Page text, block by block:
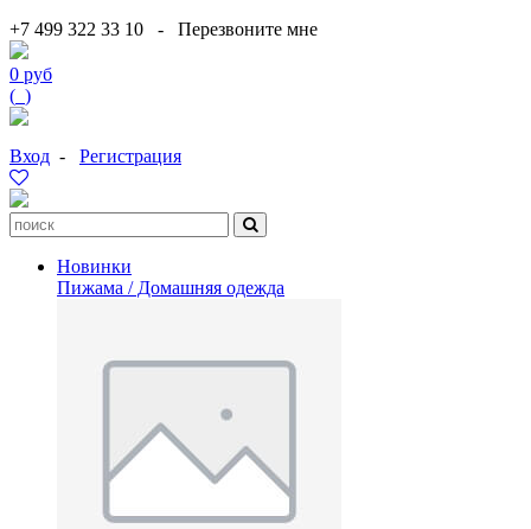
+7 499 322 33 10 - Перезвоните мне
0 руб
( )
Вход - Регистрация
Новинки
Пижама / Домашняя одежда